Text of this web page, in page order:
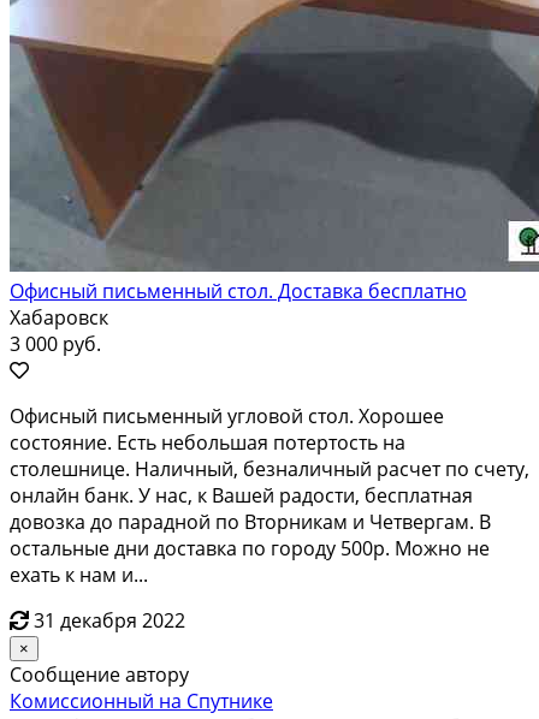
Офисный письменный стол. Доставка бесплатно
Хабаровск
3 000 руб.
Офисный письменный угловой стол. Хорошее
состояние. Есть небольшая потертость на
столешнице. Наличный, безналичный расчет по счету,
онлайн банк. У нас, к Вашей радости, бесплатная
довозка до парадной по Вторникам и Четвергам. В
остальные дни доставка по городу 500р. Можно не
ехать к нам и...
31 декабря 2022
×
Сообщение автору
Комиссионный на Спутнике